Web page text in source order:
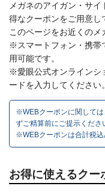
メガネのアイガン・サ
得なクーポンをご用意し
このページをお近くのメ
※スマートフォン・携帯
用可能です。
※愛眼公式オンラインシ
ードを入力してください。
※WEBクーポンに関して
ずご精算前にご提示くださ
※WEBクーポンは合計税込
お得に使えるクー